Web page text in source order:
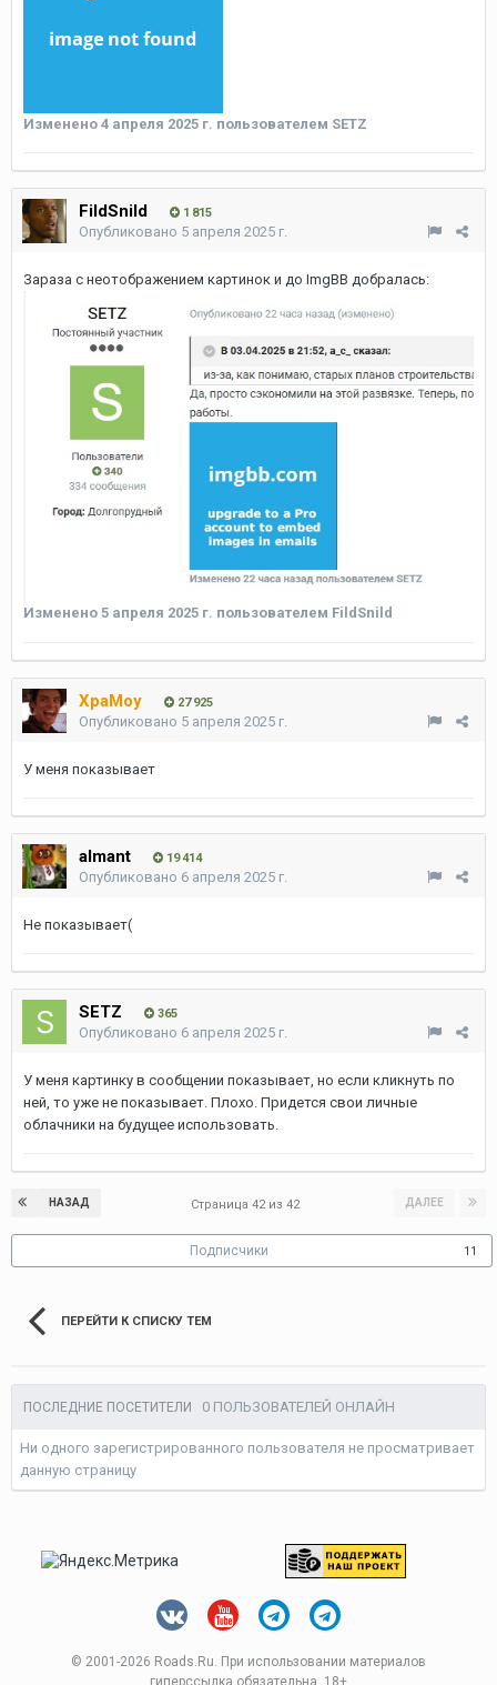
Изменено 4 апреля 2025 г. пользователем SETZ
FildSnild 1 815
Опубликовано 5 апреля 2025 г.
Зараза с неотображением картинок и до ImgBB добралась:
Изменено 5 апреля 2025 г. пользователем FildSnild
XpaMoy 27 925
Опубликовано 5 апреля 2025 г.
У меня показывает
almant 19 414
Опубликовано 6 апреля 2025 г.
Не показывает(
SETZ 365
Опубликовано 6 апреля 2025 г.
У меня картинку в сообщении показывает, но если кликнуть по
ней, то уже не показывает. Плохо. Придется свои личные
облачники на будущее использовать.
НАЗАД ДАЛЕЕ
Страница 42 из 42
Подписчики 11
ПЕРЕЙТИ К СПИСКУ ТЕМ
ПОСЛЕДНИЕ ПОСЕТИТЕЛИ 0 ПОЛЬЗОВАТЕЛЕЙ ОНЛАЙН
Ни одного зарегистрированного пользователя не просматривает
данную страницу
© 2001-2026 Roads.Ru. При использовании материалов
гиперссылка обязательна. 18+